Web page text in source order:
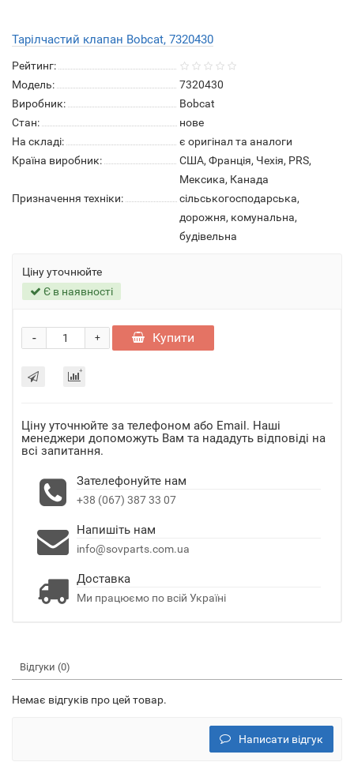
Тарілчастий клапан Bobcat, 7320430
Рейтинг:
Модель:
7320430
Виробник:
Bobcat
Стан:
нове
На складі:
є оригінал та аналоги
Країна виробник:
США, Франція, Чехія, PRS,
Мексика, Канада
Призначення техніки:
сільськогосподарська,
дорожня, комунальна,
будівельна
Ціну уточнюйте
Є в наявності
+
- Купити
Ціну уточнюйте за телефоном або Email. Наші
менеджери допоможуть Вам та нададуть відповіді на
всі запитання.
Зателефонуйте нам
+38 (067) 387 33 07
Напишіть нам
info@sovparts.com.ua
Доставка
Ми працюємо по всій Україні
Відгуки (0)
Немає відгуків про цей товар.
Написати відгук